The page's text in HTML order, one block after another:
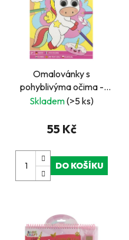
Omalovánky s
pohyblivýma očima -
Jednorožec
Skladem(>5 ks)
55 Kč
DO KOŠÍKU